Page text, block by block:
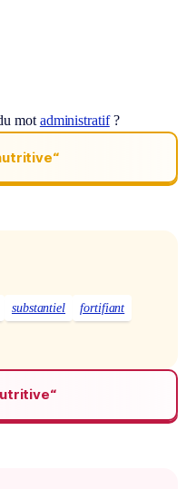
mot administratif?
substantiel
fortifiant